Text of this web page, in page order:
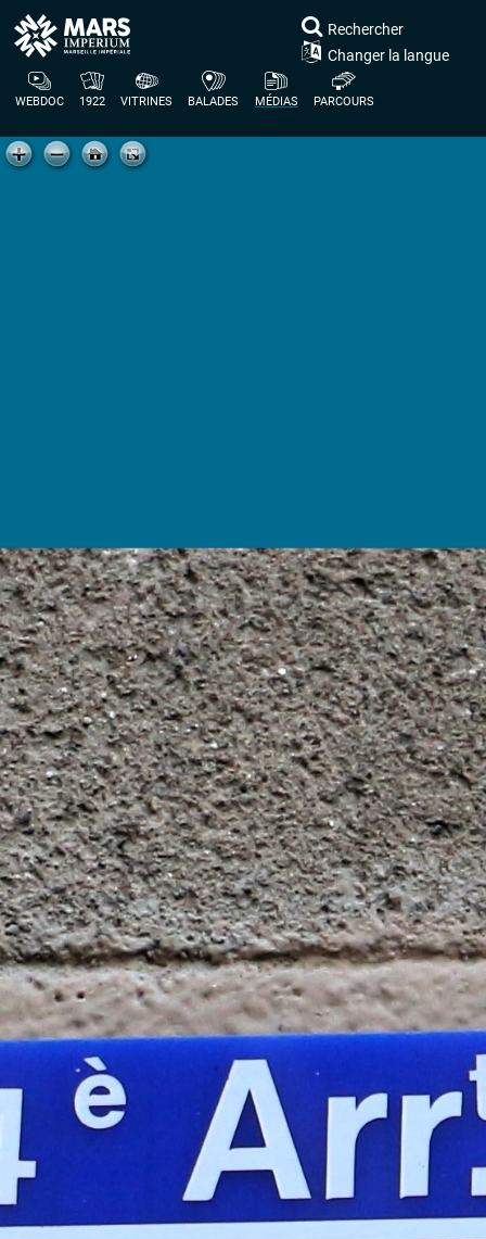
WEBDOC 1922 VITRINES BALADES MÉDIAS PARCOURS
Rechercher
Changer la langue